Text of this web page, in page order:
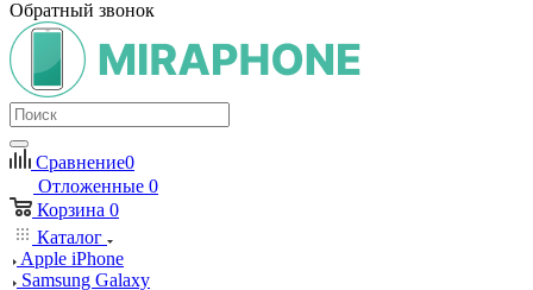
Обратный звонок
Сравнение0
Отложенные 0
Корзина 0
Каталог
Apple iPhone
Samsung Galaxy